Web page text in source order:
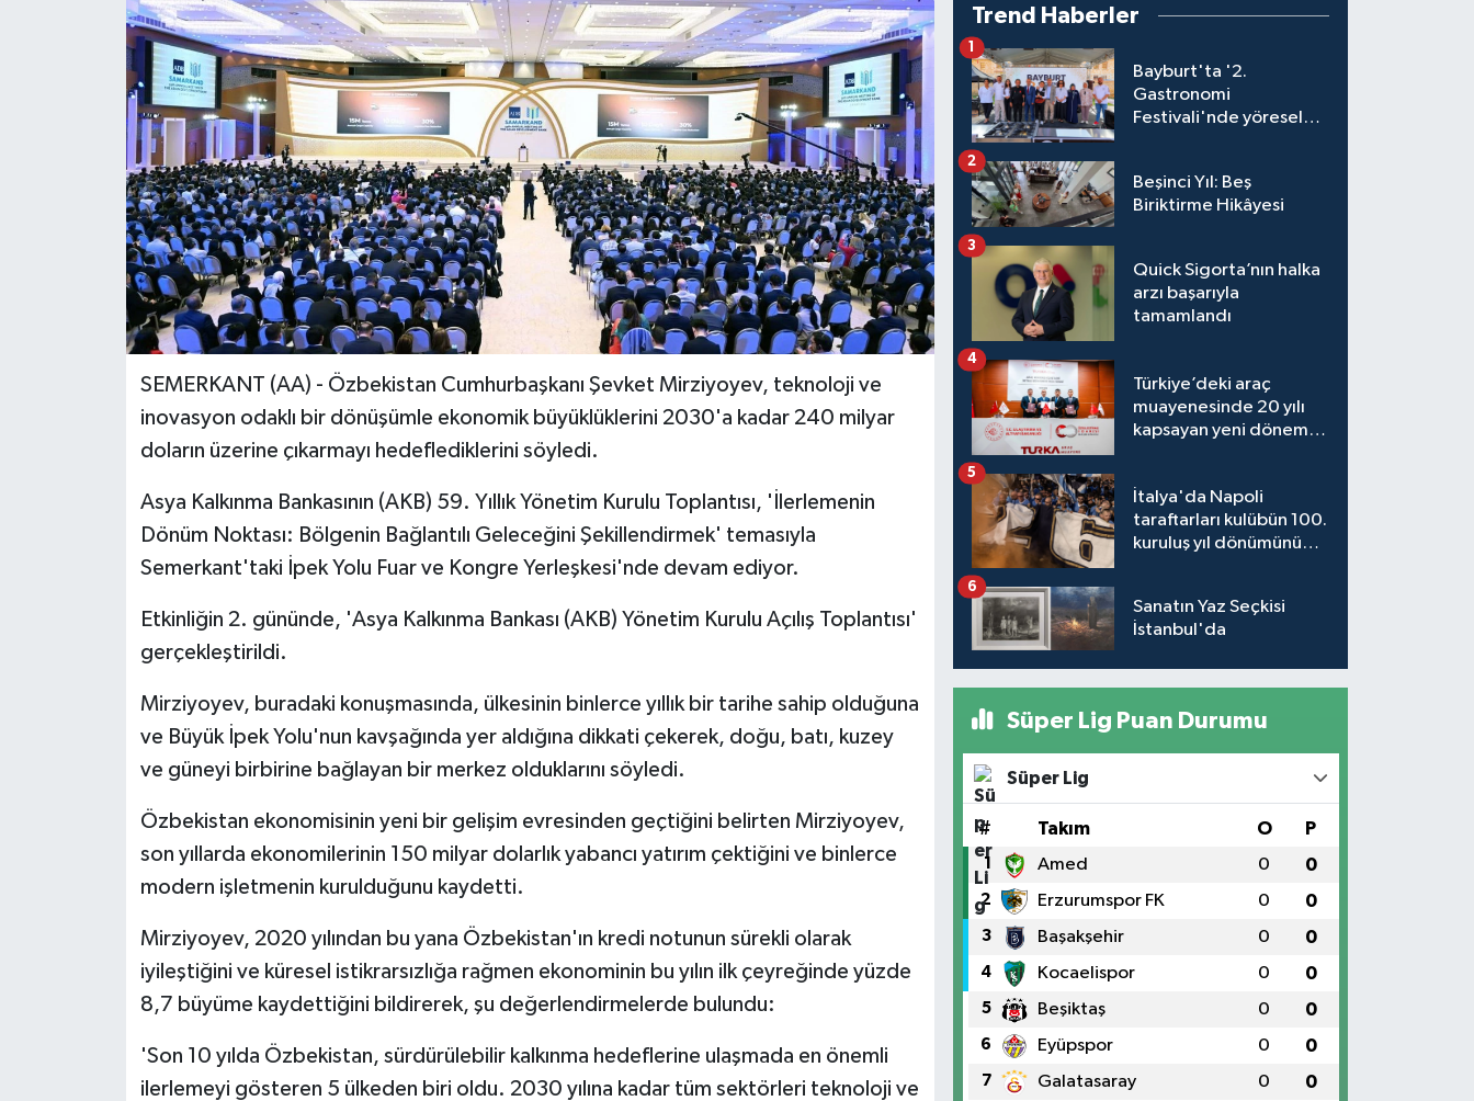
SEMERKANT (AA) - Özbekistan Cumhurbaşkanı Şevket Mirziyoyev, teknoloji ve
inovasyon odaklı bir dönüşümle ekonomik büyüklüklerini 2030'a kadar 240 milyar
doların üzerine çıkarmayı hedeflediklerini söyledi.
Asya Kalkınma Bankasının (AKB) 59. Yıllık Yönetim Kurulu Toplantısı, 'İlerlemenin
Dönüm Noktası: Bölgenin Bağlantılı Geleceğini Şekillendirmek' temasıyla
Semerkant'taki İpek Yolu Fuar ve Kongre Yerleşkesi'nde devam ediyor.
Etkinliğin 2. gününde, 'Asya Kalkınma Bankası (AKB) Yönetim Kurulu Açılış Toplantısı'
gerçekleştirildi.
Mirziyoyev, buradaki konuşmasında, ülkesinin binlerce yıllık bir tarihe sahip olduğuna
ve Büyük İpek Yolu'nun kavşağında yer aldığına dikkati çekerek, doğu, batı, kuzey
ve güneyi birbirine bağlayan bir merkez olduklarını söyledi.
Özbekistan ekonomisinin yeni bir gelişim evresinden geçtiğini belirten Mirziyoyev,
son yıllarda ekonomilerinin 150 milyar dolarlık yabancı yatırım çektiğini ve binlerce
modern işletmenin kurulduğunu kaydetti.
Mirziyoyev, 2020 yılından bu yana Özbekistan'ın kredi notunun sürekli olarak
iyileştiğini ve küresel istikrarsızlığa rağmen ekonominin bu yılın ilk çeyreğinde yüzde
8,7 büyüme kaydettiğini bildirerek, şu değerlendirmelerde bulundu:
'Son 10 yılda Özbekistan, sürdürülebilir kalkınma hedeflerine ulaşmada en önemli
ilerlemeyi gösteren 5 ülkeden biri oldu. 2030 yılına kadar tüm sektörleri teknoloji ve
Trend Haberler
Bayburt'ta '2.
Gastronomi
Festivali'nde yöresel
1
Beşinci Yıl: Beş
Biriktirme Hikâyesi
2
Quick Sigorta’nın halka
arzı başarıyla
tamamlandı
3
Türkiye’deki araç
muayenesinde 20 yılı
kapsayan yeni dönem
4
İtalya'da Napoli
taraftarları kulübün 100.
kuruluş yıl dönümünü
5
Sanatın Yaz Seçkisi
İstanbul'da
6
Süper Lig Puan Durumu
Süper Lig
# Takım O P
1 Amed 0 0
2 Erzurumspor FK 0 0
3 Başakşehir 0 0
4 Kocaelispor 0 0
5 Beşiktaş 0 0
6 Eyüpspor 0 0
7 Galatasaray 0 0